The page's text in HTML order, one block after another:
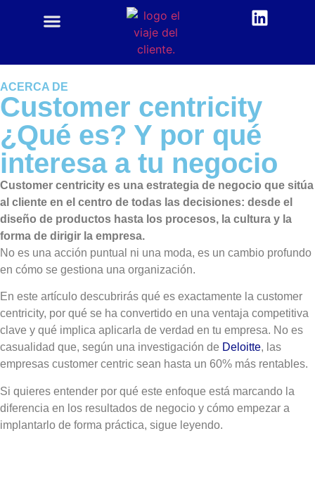
ACERCA DE
Customer centricity
¿Qué es? Y por qué
interesa a tu negocio
Customer centricity es una estrategia de negocio que sitúa
al cliente en el centro de todas las decisiones: desde el
diseño de productos hasta los procesos, la cultura y la
forma de dirigir la empresa.
No es una acción puntual ni una moda, es un cambio profundo
en cómo se gestiona una organización.
En este artículo descubrirás qué es exactamente la customer
centricity, por qué se ha convertido en una ventaja competitiva
clave y qué implica aplicarla de verdad en tu empresa. No es
casualidad que, según una investigación de Deloitte, las
empresas customer centric sean hasta un 60% más rentables.
Si quieres entender por qué este enfoque está marcando la
diferencia en los resultados de negocio y cómo empezar a
implantarlo de forma práctica, sigue leyendo.